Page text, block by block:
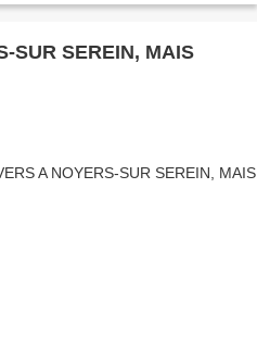
SUR SEREIN, MAIS